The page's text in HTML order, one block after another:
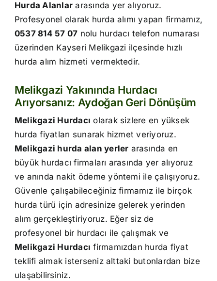
Hurda Alanlar arasında yer alıyoruz.
Profesyonel olarak hurda alımı yapan firmamız,
0537 814 57 07 nolu hurdacı telefon numarası
üzerinden Kayseri Melikgazi ilçesinde hızlı
hurda alım hizmeti vermektedir.
Melikgazi Yakınında Hurdacı
Arıyorsanız: Aydoğan Geri Dönüşüm
Melikgazi Hurdacı olarak sizlere en yüksek
hurda fiyatları sunarak hizmet veriyoruz.
Melikgazi hurda alan yerler arasında en
büyük hurdacı firmaları arasında yer alıyoruz
ve anında nakit ödeme yöntemi ile çalışıyoruz.
Güvenle çalışabileceğiniz firmamız ile birçok
hurda türü için adresinize gelerek yerinden
alım gerçekleştiriyoruz. Eğer siz de
profesyonel bir hurdacı ile çalışmak ve
Melikgazi Hurdacı firmamızdan hurda fiyat
teklifi almak isterseniz alttaki butonlardan bize
ulaşabilirsiniz.